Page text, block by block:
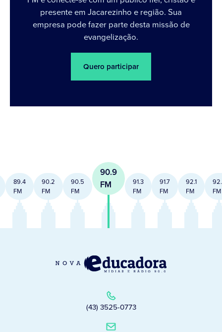
presente em Jacarezinho e região. Sua
empresa pode fazer parte desta missão de
evangelização.
Quero participar
89.4
FM
90.2
FM
90.5
FM
90.9
FM
91.3
FM
91.7
FM
92.1
FM
FM
(43) 3525-0773